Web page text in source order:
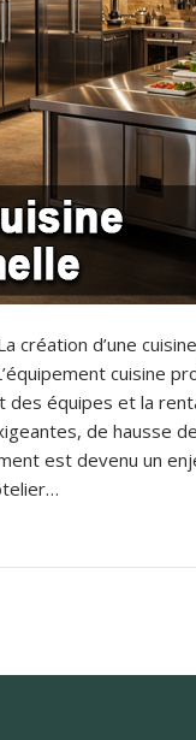
création d’une
cuisine
des équipes et la
de hausse
est devenu un